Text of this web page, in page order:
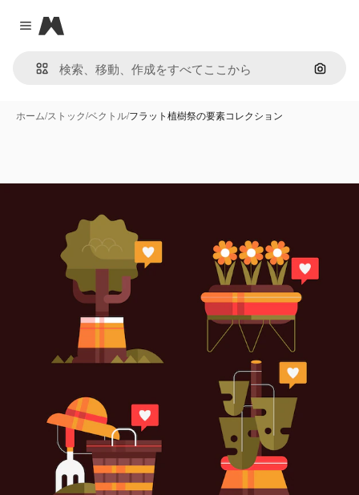
Close menu
Magnific
画像で
ホーム/ストック/ベクトル/フラット植樹祭の要素コレクション